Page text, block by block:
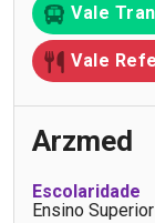
Vale
Vale
Arzmed
Escolaridade
Ensino Superior